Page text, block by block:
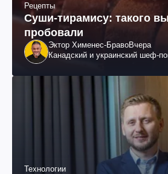
Рецепты
Суши-тирамису: такого
пробовали
Эктор Хименес-БравоВчера
Канадский и украинский шеф-
Технологии